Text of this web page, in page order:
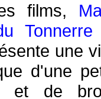
films,
Tonnerre
une
d'une
et de